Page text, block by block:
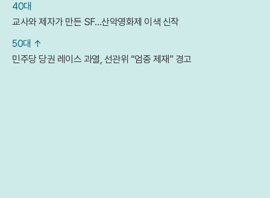
40대
교사와 제자가 만든 SF…산악영화제 이색 신작
50대 ↑
민주당 당권 레이스 과열, 선관위 “엄중 제재” 경고